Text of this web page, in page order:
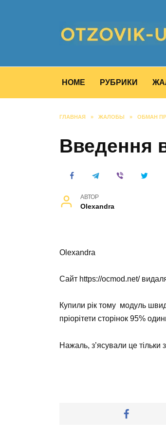
HOME РУБРИКИ
ГЛАВНАЯ » ЖАЛОБЫ » ОБМАН
Введення
АВТОР
Olexandra
Olexandra
Сайт https://ocmod.net/
Купили рік тому модуль
пріорітети сторінок 95%
Нажаль, з’ясували це тільки